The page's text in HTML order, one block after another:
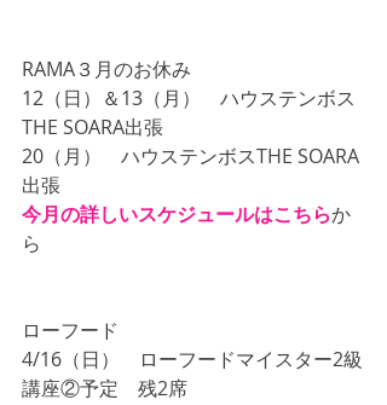
RAMA３月のお休み
12（日）＆13（月）　ハウステンボス
THE SOARA出張
20（月）　ハウステンボスTHE SOARA
出張
今月の詳しいスケジュールはこちらか
ら
ローフード
4/16（日）　ローフードマイスター2級
講座②予定　残2席